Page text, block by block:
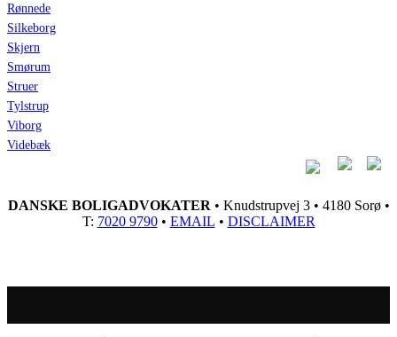
Rønnede
Silkeborg
Skjern
Smørum
Struer
Tylstrup
Viborg
Videbæk
DANSKE BOLIGADVOKATER • Knudstrupvej 3 • 4180 Sorø •
T: 7020 9790• EMAIL • DISCLAIMER